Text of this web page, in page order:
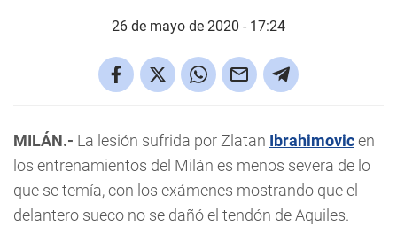
26 de mayo de 2020 - 17:24
MILÁN.- La lesión sufrida por Zlatan Ibrahimovicen
los entrenamientos del Milán es menos severa de lo
que se temía, con los exámenes mostrando que el
delantero sueco no se dañó el tendón de Aquiles.